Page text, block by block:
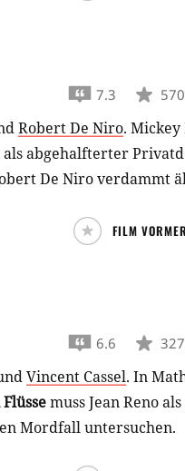
Priester. – Eine
Ära.
7.3 570
Robert De Niro. Mickey
abgehalfterter
De Niro verdammt
FILM
6.6 327
Vincent Cassel. In
muss Jean Reno
Mordfall untersuchen.